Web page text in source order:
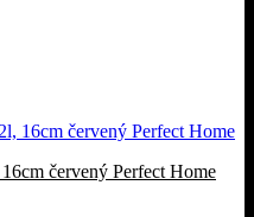
červený Perfect Home